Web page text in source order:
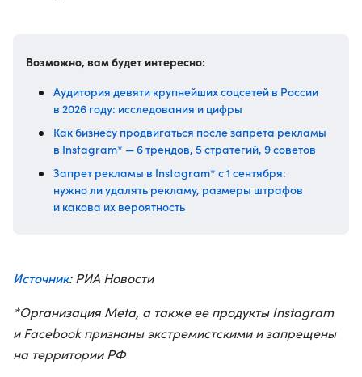
Возможно, вам будет интересно:
Аудитория девяти крупнейших соцсетей в России
в 2026 году: исследования и цифры
Как бизнесу продвигаться после запрета рекламы
в Instagram* — 6 трендов, 5 стратегий, 9 советов
Запрет рекламы в Instagram* с 1 сентября:
нужно ли удалять рекламу, размеры штрафов
и какова их вероятность
Источник: РИА Новости
*Организация Meta, а также ее продукты Instagram
и Facebook признаны экстремистскими и запрещены
на территории РФ